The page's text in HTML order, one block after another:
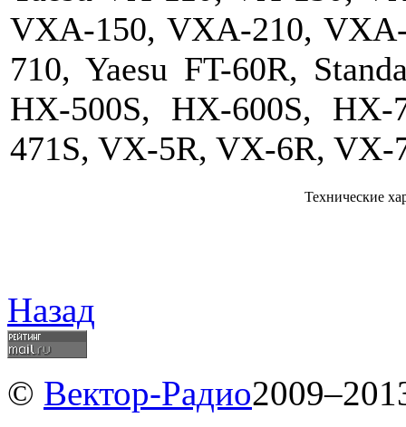
VXA-150, VXA-210,
710, Yaesu FT-60R,
HX-500S, HX-600S,
471S, VX-5R, VX-6R, VX-
Технические
Назад
© Вектор-Радио